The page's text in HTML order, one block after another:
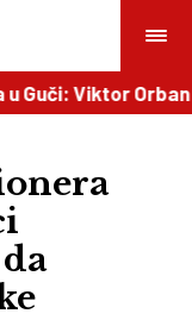
Viktor Orban